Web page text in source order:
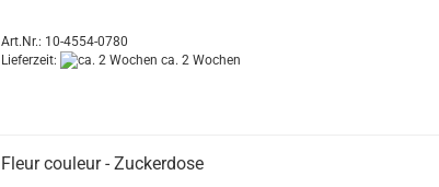
Art.Nr.: 10-4554-0780
Lieferzeit:
ca. 2 Wochen
Fleur couleur - Zuckerdose